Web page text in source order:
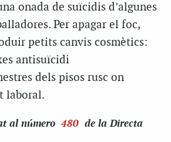
onada de suïcidis d’algunes
Per apagar el foc,
petits canvis cosmètics:
antisuïcidi
dels pisos rusc on
laboral.
al número 480 de la Directa